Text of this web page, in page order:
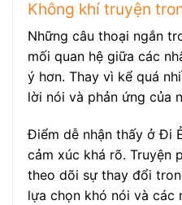
Không khí truyện
Những câu thoại ngắn
mối quan hệ giữa các
ý hơn. Thay vì kể quá
lời nói và phản ứng của
Điểm dễ nhận thấy ở Đi
cảm xúc khá rõ. Truyện
theo dõi sự thay đổi
lựa chọn khó nói và các